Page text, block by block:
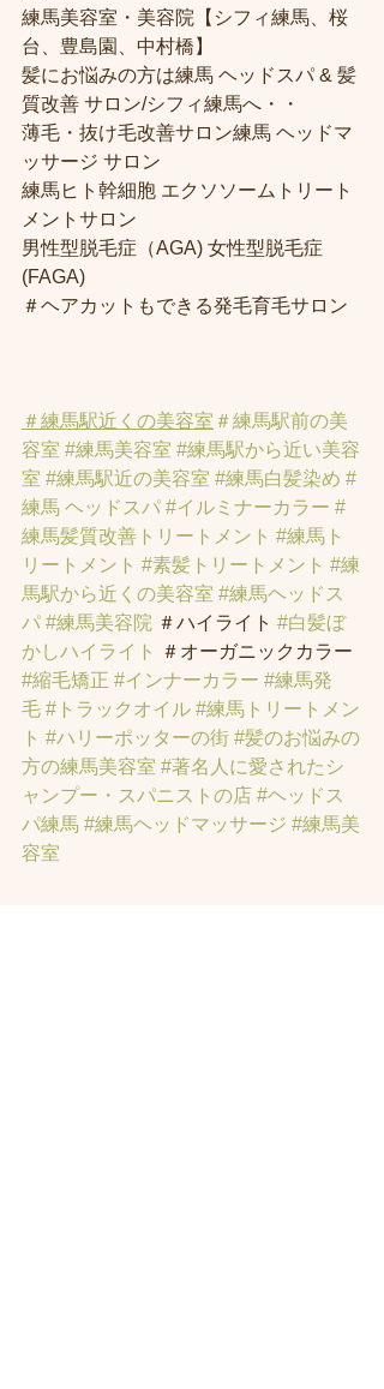
練馬美容室・美容院【シフィ練馬、桜
台、豊島園、中村橋】
髪にお悩みの方は練馬 ヘッドスパ & 髪
質改善 サロン/シフィ練馬へ・・
薄毛・抜け毛改善サロン練馬 ヘッドマ
ッサージ サロン
練馬ヒト幹細胞 エクソソームトリート
メントサロン
男性型脱毛症（AGA) 女性型脱毛症
(FAGA)
＃ヘアカットもできる発毛育毛サロン
＃練馬駅近くの美容室 ＃練馬駅前の美
容室 #練馬美容室 #練馬駅から近い美容
室 #練馬駅近の美容室 #練馬白髪染め #
練馬 ヘッドスパ #イルミナーカラー #
練馬髪質改善トリートメント #練馬ト
リートメント #素髪トリートメント #練
馬駅から近くの美容室 #練馬ヘッドス
パ #練馬美容院 ＃ハイライト #白髪ぼ
かしハイライト
＃オーガニックカラー
#縮毛矯正 #インナーカラー #練馬発
毛 #トラックオイル #練馬トリートメン
ト #ハリーポッターの街 #髪のお悩みの
方の練馬美容室 #著名人に愛されたシ
ャンプー・スパニストの店 #ヘッドス
パ練馬 #練馬ヘッドマッサージ #練馬美
容室